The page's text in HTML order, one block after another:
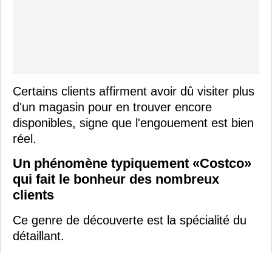
Certains clients affirment avoir dû visiter plus
d'un magasin pour en trouver encore
disponibles, signe que l'engouement est bien
réel.
Un phénomène typiquement «Costco»
qui fait le bonheur des nombreux
clients
Ce genre de découverte est la spécialité du
détaillant.